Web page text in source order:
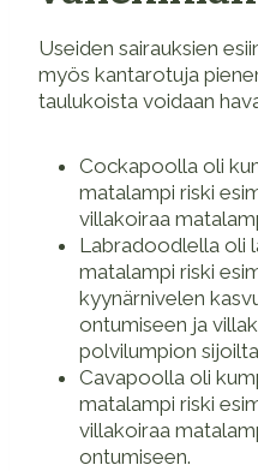
Useiden sairauksien
myös kantarotuja
taulukoista voidaan
Cockapoolla oli
matalampi riski
villakoiraa
Labradoodlella oli
matalampi riski
kyynärnivelen
ontumiseen ja
polvilumpion
Cavapoolla oli
matalampi riski
villakoiraa
ontumiseen.